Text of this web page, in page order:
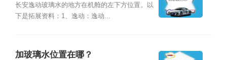
长安逸动玻璃水的地方在机舱的左下方位置。以
下是拓展资料：1、逸动：逸动...
加玻璃水位置在哪？